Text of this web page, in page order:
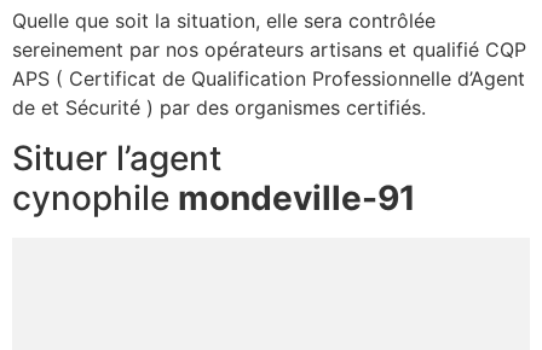
Quelle que soit la situation, elle sera contrôlée
sereinement par nos opérateurs artisans et qualifié CQP
APS ( Certificat de Qualification Professionnelle d’Agent
de et Sécurité ) par des organismes certifiés.
Situer l’agent
cynophile mondeville-91